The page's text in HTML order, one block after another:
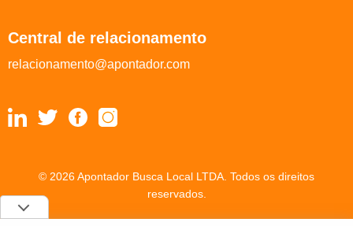
Central de relacionamento
relacionamento@apontador.com
© 2026 Apontador Busca Local LTDA. Todos os direitos
reservados.